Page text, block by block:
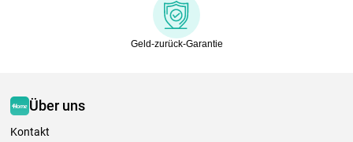
Geld-zurück-Garantie
Über uns
Kontakt